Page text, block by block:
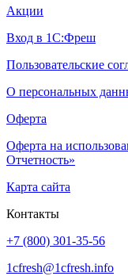
Акции
Вход в 1С:Фреш
Пользовательские
О персональных
Оферта
Оферта на
Отчетность»
Карта сайта
Контакты
+7 (800) 301-35-56
1cfresh@1cfresh.info